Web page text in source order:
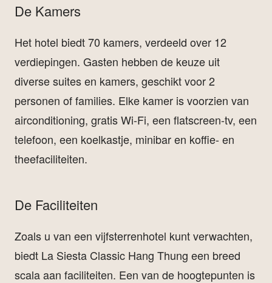
De Kamers
Het hotel biedt 70 kamers, verdeeld over 12
verdiepingen. Gasten hebben de keuze uit
diverse suites en kamers, geschikt voor 2
personen of families. Elke kamer is voorzien van
airconditioning, gratis Wi-Fi, een flatscreen-tv, een
telefoon, een koelkastje, minibar en koffie- en
theefaciliteiten.
De Faciliteiten
Zoals u van een vijfsterrenhotel kunt verwachten,
biedt La Siesta Classic Hang Thung een breed
scala aan faciliteiten. Een van de hoogtepunten is